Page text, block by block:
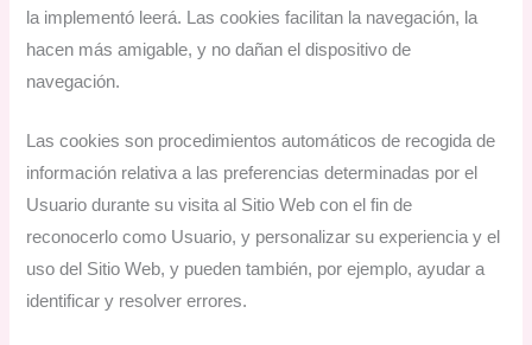
la implementó leerá. Las cookies facilitan la navegación, la
hacen más amigable, y no dañan el dispositivo de
navegación.
Las cookies son procedimientos automáticos de recogida de
información relativa a las preferencias determinadas por el
Usuario durante su visita al Sitio Web con el fin de
reconocerlo como Usuario, y personalizar su experiencia y el
uso del Sitio Web, y pueden también, por ejemplo, ayudar a
identificar y resolver errores.